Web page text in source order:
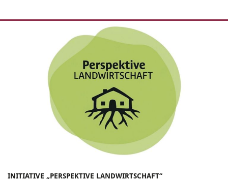
INITIATIVE „PERSPEKTIVE LANDWIRTSCHAFT“